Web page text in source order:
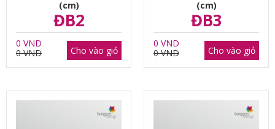
(cm)
ĐB2
0 VND
0 VND
Cho vào giỏ
(cm)
ĐB3
0 VND
0 VND
Cho vào giỏ